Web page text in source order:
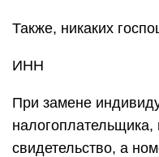
Также, никаких
ИНН
При замене
свидетельство, а